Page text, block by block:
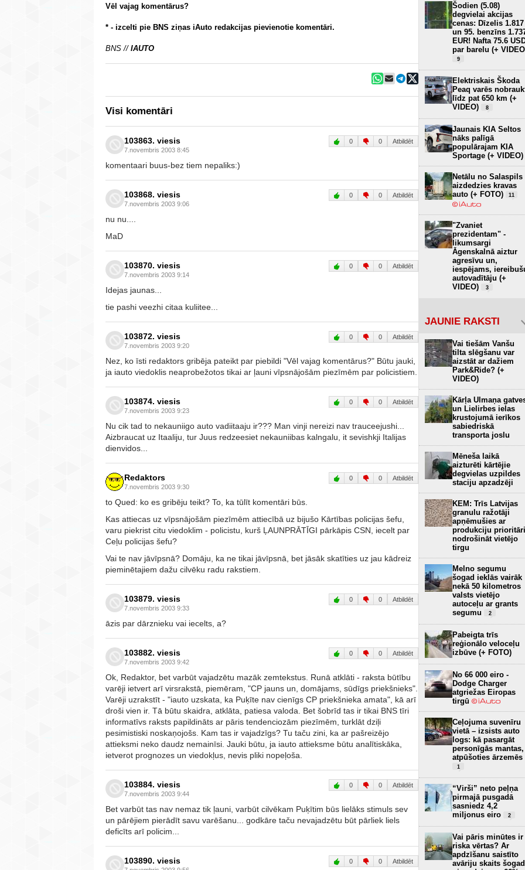
Vēl vajag komentārus?
* - izcelti pie BNS ziņas iAuto redakcijas pievienotie komentāri.
BNS // IAUTO
Visi komentāri
103863. viesis
7.novembris 2003 8:45
0 0 Atbildēt
komentaari buus-bez tiem nepaliks:)
103868. viesis
7.novembris 2003 9:06
0 0 Atbildēt
nu nu....
MaD
103870. viesis
7.novembris 2003 9:14
0 0 Atbildēt
Idejas jaunas...
tie pashi veezhi citaa kuliitee...
103872. viesis
7.novembris 2003 9:20
0 0 Atbildēt
Nez, ko īsti redaktors gribēja pateikt par piebildi "Vēl vajag komentārus?" Būtu jauki,
ja iauto viedoklis neaprobežotos tikai ar ļauni vīpsnājošām piezīmēm par policistiem.
103874. viesis
7.novembris 2003 9:23
0 0 Atbildēt
Nu cik tad to nekauniigo auto vadiitaaju ir??? Man vinji nereizi nav trauceejushi...
Aizbraucat uz Itaaliju, tur Juus redzeesiet nekauniibas kalngalu, it sevishkji Italijas
dienvidos...
Redaktors
7.novembris 2003 9:30
0 0 Atbildēt
to Qued: ko es gribēju teikt? To, ka tūlīt komentāri būs.
Kas attiecas uz vīpsnājošām piezīmēm attiecībā uz bijušo Kārtības policijas šefu,
varu piekrist citu viedoklim - policistu, kurš ĻAUNPRĀTĪGI pārkāpis CSN, iecelt par
Ceļu policijas šefu?
Vai te nav jāvīpsnā? Domāju, ka ne tikai jāvīpsnā, bet jāsāk skatīties uz jau kādreiz
pieminētajiem dažu cilvēku radu rakstiem.
103879. viesis
7.novembris 2003 9:33
0 0 Atbildēt
āzis par dārznieku vai iecelts, a?
103882. viesis
7.novembris 2003 9:42
0 0 Atbildēt
Ok, Redaktor, bet varbūt vajadzētu mazāk zemtekstus. Runā atklāti - raksta būtību
varēji ietvert arī virsrakstā, piemēram, "CP jauns un, domājams, sūdīgs priekšnieks".
Varēji uzrakstīt - "iauto uzskata, ka Puķīte nav cienīgs CP priekšnieka amata", kā arī
droši vien ir. Tā būtu skaidra, atklāta, patiesa valoda. Bet šobrīd tas ir tikai BNS tīri
informatīvs raksts papildināts ar pāris tendenciozām piezīmēm, turklāt dziļi
pesimistiski noskaņojošs. Kam tas ir vajadzīgs? Tu taču zini, ka ar pašreizējo
attieksmi neko daudz nemainīsi. Jauki būtu, ja iauto attieksme būtu analītiskāka,
ietverot prognozes un viedokļus, nevis pliki nopeļoša.
103884. viesis
7.novembris 2003 9:44
0 0 Atbildēt
Bet varbūt tas nav nemaz tik ļauni, varbūt cilvēkam Puķītim būs lielāks stimuls sev
un pārējiem pierādīt savu varēšanu... godkāre taču nevajadzētu būt pārliek liels
deficīts arī policim...
103890. viesis 0 0 Atbildēt
Šodien (5.08)
degvielai akcijas
cenas: Dīzelis 1.817
un 95. benzīns
EUR! Nafta 75.6
par barelu (+
9
Elektriskais Škoda
Peaq varēs
līdz pat 650 km (+
VIDEO)
8
Jaunais KIA Seltos
nāks palīgā
populārajam KIA
Sportage (+ VIDEO)
Netālu no Salaspils
aizdedzies kravas
auto (+ FOTO)
11
"Zvaniet
prezidentam" -
likumsargi
Āgenskalnā aiztur
agresīvu un,
iespējams,
autovadītāju (+
VIDEO)
3
JAUNIE RAKSTI
Vai tiešām Vanšu
tilta slēgšanu var
aizstāt ar dažiem
Park&Ride? (+
VIDEO)
Kārļa Ulmaņa
un Lielirbes ielas
krustojumā ierīkos
sabiedriskā
transporta joslu
Mēneša laikā
aizturēti kārtējie
degvielas uzpildes
staciju apzadzēji
KEM: Trīs Latvijas
granulu ražotāji
apņēmušies ar
produkciju prioritāri
nodrošināt vietējo
tirgu
Melno segumu
šogad ieklās vairāk
nekā 50 kilometros
valsts vietējo
autoceļu ar grants
segumu
2
Pabeigta trīs
reģionālo veloceļu
izbūve (+ FOTO)
No 66 000 eiro -
Dodge Charger
atgriežas Eiropas
tirgū
Ceļojuma suvenīru
vietā – izsists auto
logs: kā pasargāt
personīgās mantas,
atpūšoties ārzemēs
1
“Virši” neto peļņa
pirmajā pusgadā
sasniedz 4,2
miljonus eiro
2
Vai pāris minūtes ir
riska vērtas? Ar
apdzīšanu saistīto
avāriju skaits šogad